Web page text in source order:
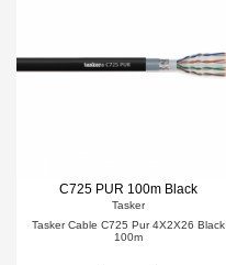
C725 PUR 100m Black
Tasker
Tasker Cable C725 Pur 4X2X26 Black
100m